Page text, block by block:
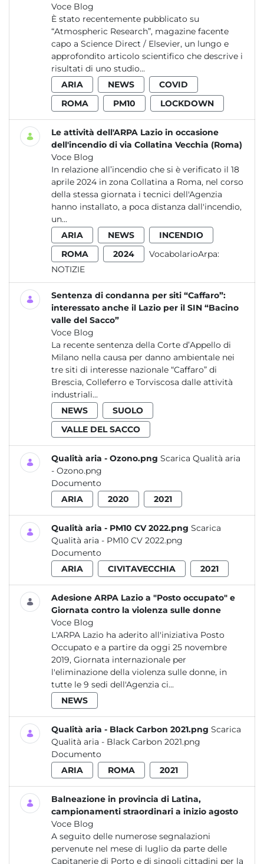
Voce Blog
È stato recentemente pubblicato su
“Atmospheric Research”, magazine facente
capo a Science Direct / Elsevier, un lungo e
approfondito articolo scientifico che descrive i
risultati di uno studio...
ARIA
NEWS
COVID
ROMA
PM10 LOCKDOWN
Le attività dell'ARPA Lazio in occasione
dell'incendio di via Collatina Vecchia (Roma)
Voce Blog
In relazione all’incendio che si è verificato il 18
aprile 2024 in zona Collatina a Roma, nel corso
della stessa giornata i tecnici dell'Agenzia
hanno installato, a poca distanza dall'incendio,
un...
ARIA
NEWS
INCENDIO
ROMA
2024
VocabolarioArpa:
NOTIZIE
Sentenza di condanna per siti “Caffaro”:
interessato anche il Lazio per il SIN “Bacino
valle del Sacco”
Voce Blog
La recente sentenza della Corte d’Appello di
Milano nella causa per danno ambientale nei
tre siti di interesse nazionale “Caffaro” di
Brescia, Colleferro e Torviscosa dalle attività
industriali...
NEWS
SUOLO
VALLE DEL SACCO
Qualità aria - Ozono.png Scarica Qualità aria
- Ozono.png
Documento
ARIA
2020 2021
Qualità aria - PM10 CV 2022.png Scarica
Qualità aria - PM10 CV 2022.png
Documento
ARIA
CIVITAVECCHIA 2021
Adesione ARPA Lazio a "Posto occupato" e
Giornata contro la violenza sulle donne
Voce Blog
L'ARPA Lazio ha aderito all'iniziativa Posto
Occupato e a partire da oggi 25 novembre
2019, Giornata internazionale per
l'eliminazione della violenza sulle donne, in
tutte le 9 sedi dell'Agenzia ci...
NEWS
Qualità aria - Black Carbon 2021.png Scarica
Qualità aria - Black Carbon 2021.png
Documento
ARIA
ROMA 2021
Balneazione in provincia di Latina,
campionamenti straordinari a inizio agosto
Voce Blog
A seguito delle numerose segnalazioni
pervenute nel mese di luglio da parte delle
Capitanerie di Porto e di singoli cittadini per la